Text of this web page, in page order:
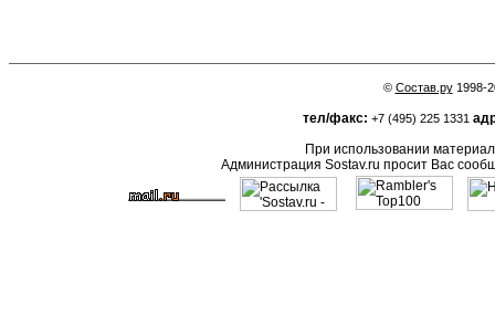
© Состав.ру1998-
тел/факс: +7 (495) 225 1331
При использовании
Администрация Sostav.ru просит Вас